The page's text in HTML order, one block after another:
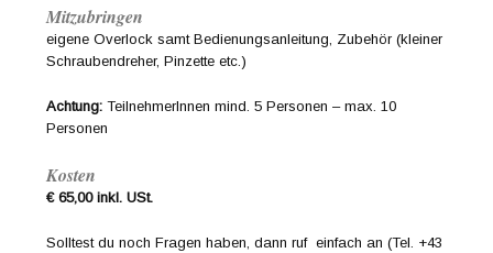
Mitzubringen
eigene Overlock samt Bedienungsanleitung, Zubehör (kleiner
Schraubendreher, Pinzette etc.)
Achtung: TeilnehmerInnen mind. 5 Personen – max. 10
Personen
Kosten
€ 65,00 inkl. USt.
Solltest du noch Fragen haben, dann ruf einfach an (Tel. +43